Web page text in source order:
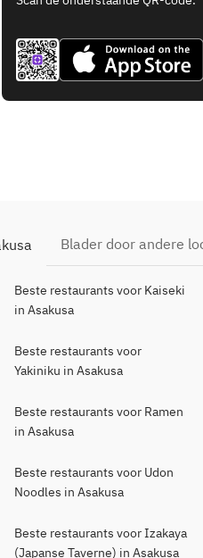
Blader door andere
Beste restaurants voor Kaiseki
in Asakusa
Beste restaurants voor
Yakiniku in Asakusa
Beste restaurants voor Ramen
in Asakusa
Beste restaurants voor Udon
Noodles in Asakusa
Beste restaurants voor Izakaya
(Japanse Taverne) in Asakusa